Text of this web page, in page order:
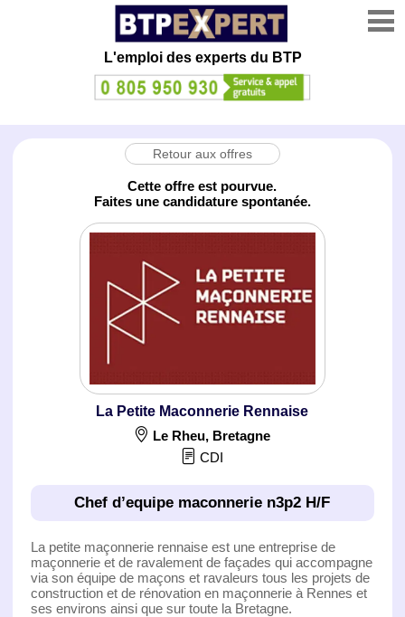
L'emploi des experts du BTP
Retour aux offres
Cette offre est pourvue.
Faites une candidature spontanée.
La Petite Maconnerie Rennaise
Le Rheu, Bretagne
CDI
Chef d’equipe maconnerie n3p2 H/F
La petite maçonnerie rennaise est une entreprise de
maçonnerie et de ravalement de façades qui accompagne
via son équipe de maçons et ravaleurs tous les projets de
construction et de rénovation en maçonnerie à Rennes et
ses environs ainsi que sur toute la Bretagne.